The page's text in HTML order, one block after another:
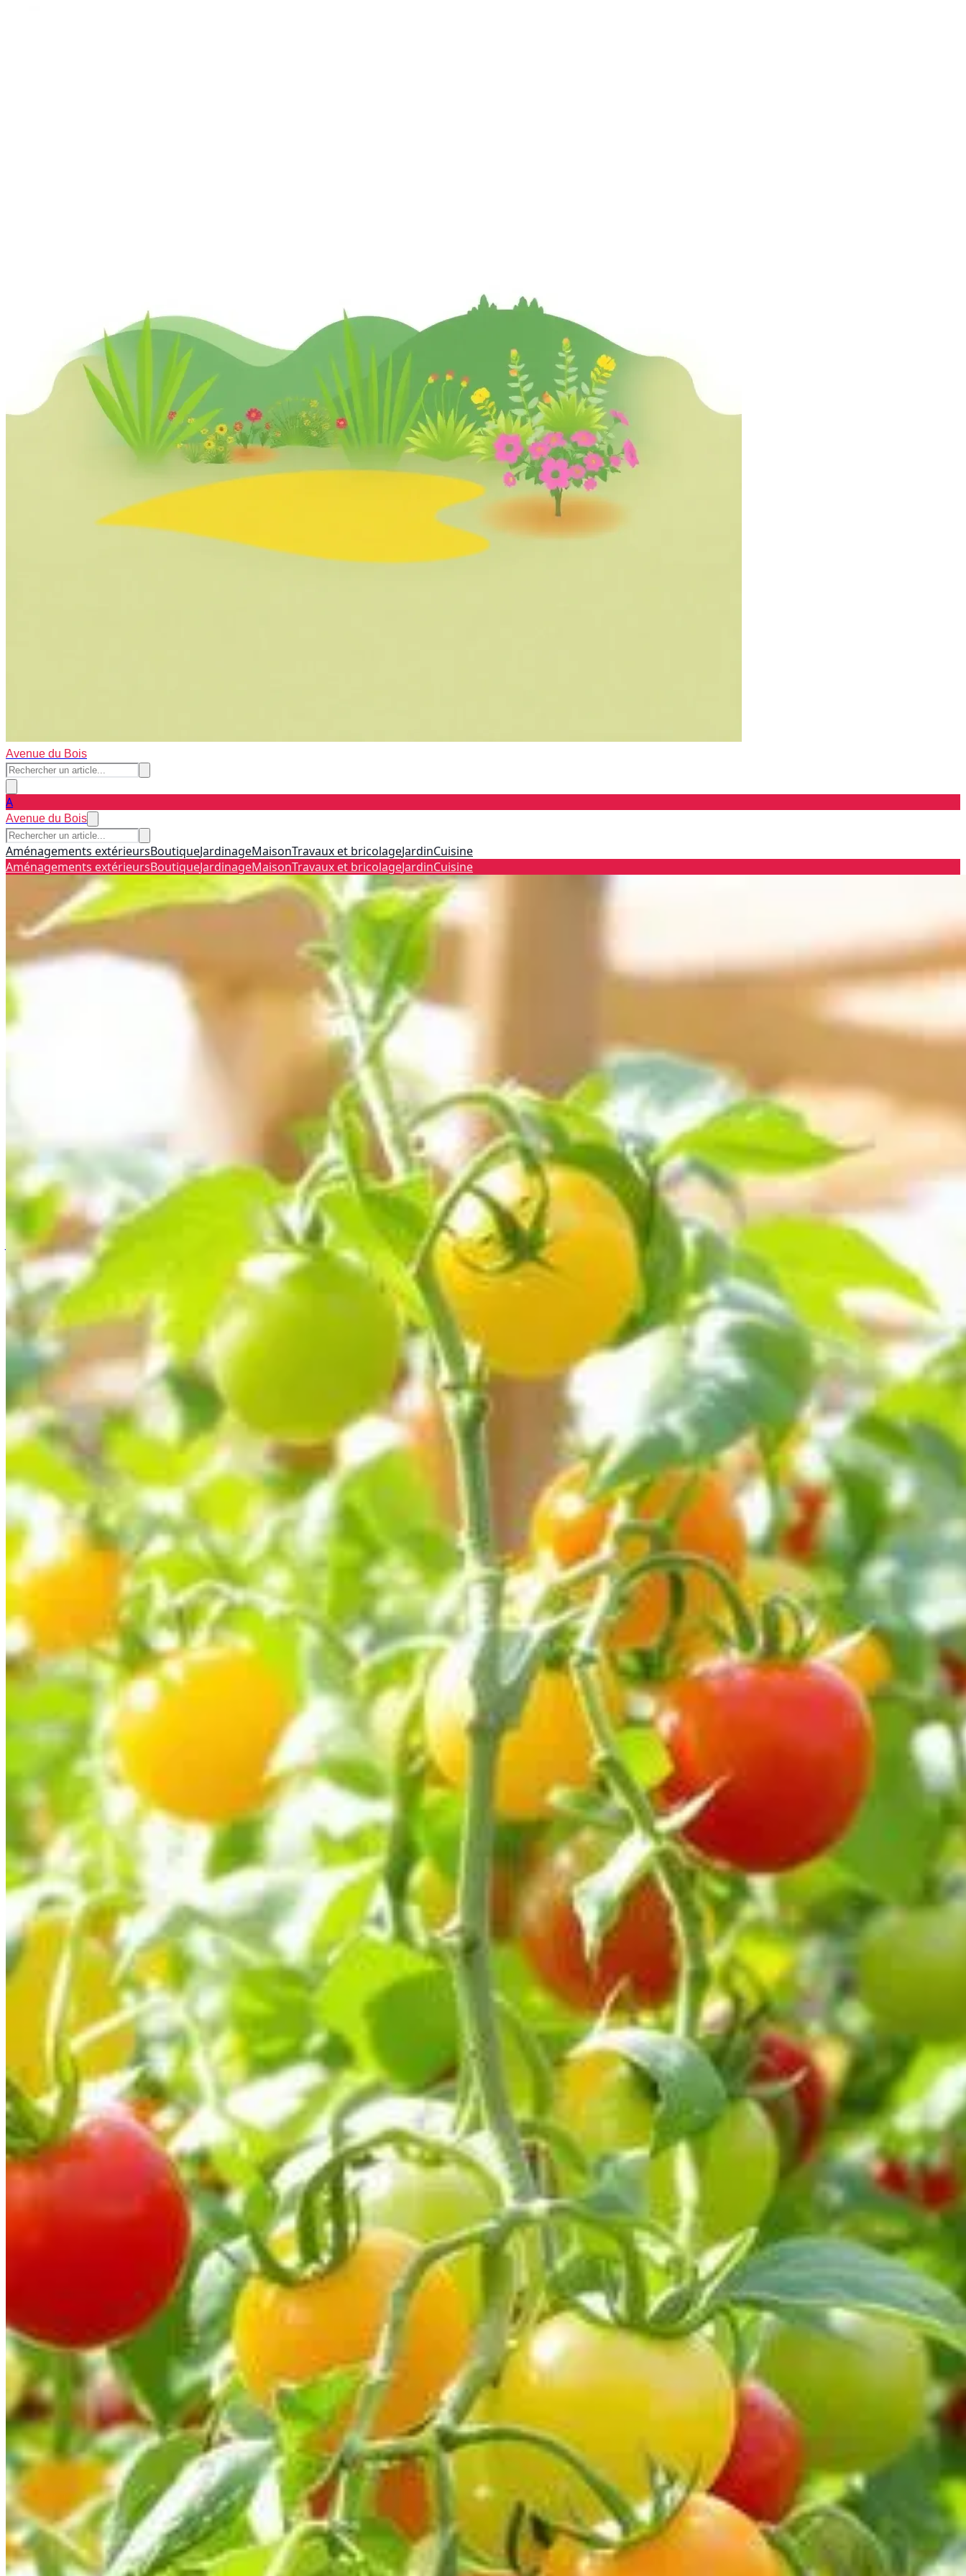
Avenue du Bois
A
Avenue du Bois
Aménagements extérieursBoutiqueJardinageMaisonTravaux et bricolageJardinCuisine
Aménagements extérieursBoutiqueJardinageMaisonTravaux et bricolageJardinCuisine
Accueil Jardinage/Les 4 variétés de tomates incontournables pour réussir votre potager sans effort, même en tant que débutant
Jardinage
Les 4 variétés de tomates incontournables pour réussir votre potager sans effort, même en tant que débutant
Pour les passionnés de jardinage, la culture de tomates peut être une activité enrichissante, même pour ceux qui débutent. Choisir les bonnes variétés peut transformer l'expérience en un
véritable succès. Certaines variétés sont non seulement délicieuses mais aussi parfaitement adaptées aux jardiniers débutants grâce à leur facilité de culture. Cet article explore quatre
variétés de tomates qui poussent sans effort et qui sauront ravir à la fois vos papilles et votre jardin.
Découvrez la tomate ‘Cerise’ : une variété de choix pour les jardiniers novices
La tomate 'Cerise' est souvent recommandée aux jardiniers débutants en raison de sa simplicité de culture. Cette variété de tomate est renommée pour sa rapidité à atteindre maturité,
produisant des grappes dès le mois de juillet. Peu exigeante, elle s’adapte facilement à divers types de sol sans nécessiter de soins lourds. La 'Cerise' présente aussi une bonne résistance
aux maladies telles que le mildiou, ce qui constitue un sérieux avantage pour ceux qui commencent tout juste leur aventure dans le monde du jardinage. Pour tirer le meilleur parti de cette
variété, assurez-vous de lui fournir simplement la bonne quantité d'eau et une exposition suffisante au soleil.
Les avantages gustatifs de la tomate ‘Cerise’
Les tomates ‘Cerise’ ne sont pas seulement faciles à cultiver, elles sont également reconnues pour leur goût sucré et savoureux. Elles apportent une touche gourmande à vos salades et
plats estivaux. Leur petite taille et leur texture juteuse les rendent idéales pour une consommation fraîche ou en accompagnement de vos plats préférés.
Conseils pour maximiser votre récolte de tomates ‘Cerise’
Pour optimiser vos récoltes, optez pour une plantation en plein soleil et assurez une irrigation régulière. Même si cette variété est résistante, un bon entretien vous garantira une production
encore plus abondante.